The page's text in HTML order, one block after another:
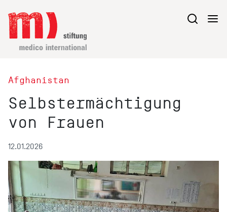
Afghanistan
Selbstermächtigung
von Frauen
12.01.2026